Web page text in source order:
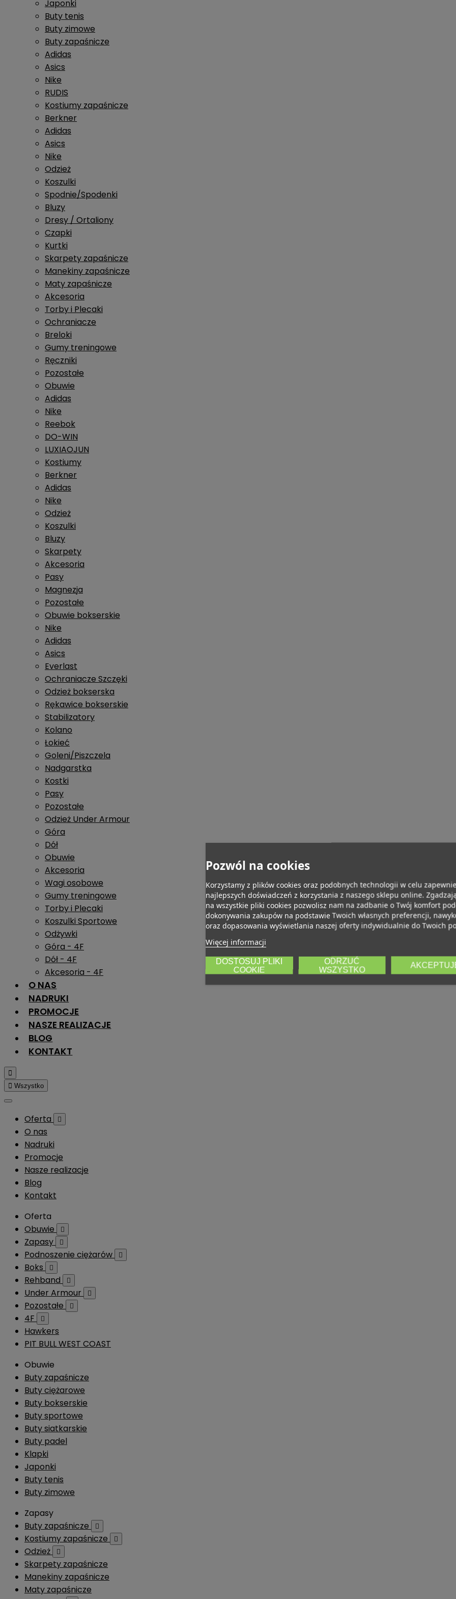
Japonki
Buty tenis
Buty zimowe
Buty zapaśnicze
Adidas
Asics
Nike
RUDIS
Kostiumy zapaśnicze
Berkner
Adidas
Asics
Nike
Odzież
Koszulki
Spodnie/Spodenki
Bluzy
Dresy / Ortaliony
Czapki
Kurtki
Skarpety zapaśnicze
Manekiny zapaśnicze
Maty zapaśnicze
Akcesoria
Torby i Plecaki
Ochraniacze
Breloki
Gumy treningowe
Ręczniki
Pozostałe
Obuwie
Adidas
Nike
Reebok
DO-WIN
LUXIAOJUN
Kostiumy
Berkner
Adidas
Nike
Odzież
Koszulki
Bluzy
Skarpety
Akcesoria
Pasy
Magnezja
Pozostałe
Obuwie bokserskie
Nike
Adidas
Asics
Everlast
Ochraniacze Szczęki
Odzież bokserska
Rękawice bokserskie
Stabilizatory
Kolano
Łokieć
Goleni/Piszczela
Nadgarstka
Kostki
Pasy
Pozostałe
Odzież Under Armour
Góra
Dół
Obuwie
Akcesoria
Wagi osobowe
Gumy treningowe
Torby i Plecaki
Koszulki Sportowe
Odżywki
Góra - 4F
Dół - 4F
Akcesoria - 4F
O NAS
NADRUKI
PROMOCJE
NASZE REALIZACJE
BLOG
KONTAKT

 Wszystko
Oferta 
O nas
Nadruki
Promocje
Nasze realizacje
Blog
Kontakt
Oferta
Obuwie

Zapasy 
Podnoszenie ciężarów 
Boks 
Rehband 
Under Armour 
Pozostałe 
4F 
Hawkers
PIT BULL WEST COAST
Obuwie
Buty zapaśnicze
Buty ciężarowe
Buty bokserskie
Buty sportowe
Buty siatkarskie
Buty padel
Klapki
Japonki
Buty tenis
Buty zimowe
Zapasy
Buty zapaśnicze

Kostiumy zapaśnicze 
Odzież 
Skarpety zapaśnicze
Manekiny zapaśnicze
Maty zapaśnicze
Pozwól na cookies
Korzystamy z plików cookies oraz podobnych technologii w celu
najlepszych doświadczeń z korzystania z naszego sklepu online.
na wszystkie pliki cookies pozwolisz nam na zadbanie o Twój komfort
dokonywania zakupów na podstawie Twoich własnych preferencji,
oraz dopasowania wyświetlania naszej oferty indywidualnie do Twoich
Więcej informacji
DOSTOSUJ PLIKI
COOKIE
ODRZUĆ
WSZYSTKO